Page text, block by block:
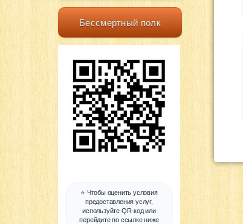
Бессмертный полк
⭐ Чтобы оценить условия
предоставления услуг,
используйте QR-код или
перейдите по ссылке ниже